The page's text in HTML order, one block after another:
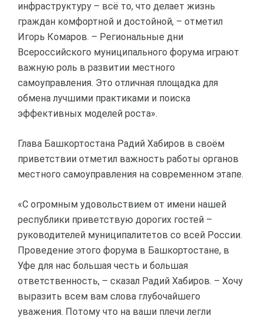
инфраструктуру – всё то, что делает жизнь
граждан комфортной и достойной, – отметил
Игорь Комаров. – Региональные дни
Всероссийского муниципального форума играют
важную роль в развитии местного
самоуправления. Это отличная площадка для
обмена лучшими практиками и поиска
эффективных моделей роста».
Глава Башкортостана Радий Хабиров в своём
приветствии отметил важность работы органов
местного самоуправления на современном этапе.
«С огромным удовольствием от имени нашей
республики приветствую дорогих гостей –
руководителей муниципалитетов со всей России.
Проведение этого форума в Башкортостане, в
Уфе для нас большая честь и большая
ответственность, – сказал Радий Хабиров. – Хочу
выразить всем вам слова глубочайшего
уважения. Потому что на ваши плечи легли